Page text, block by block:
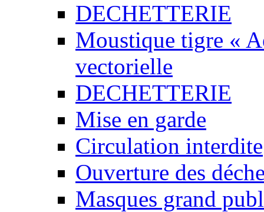
DECHETTERIE
Moustique tigre «
vectorielle
DECHETTERIE
Mise en garde
Circulation interdite
Ouverture des
Masques grand